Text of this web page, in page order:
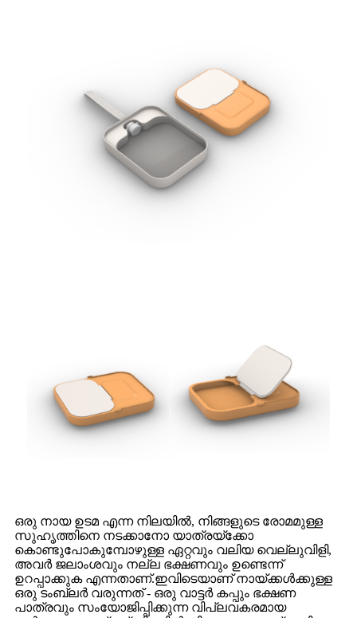
ഒരു നായ ഉടമ എന്ന നിലയിൽ, നിങ്ങളുടെ രോമമുള്ള
സുഹൃത്തിനെ നടക്കാനോ യാത്രയ്‌ക്കോ
കൊണ്ടുപോകുമ്പോഴുള്ള ഏറ്റവും വലിയ വെല്ലുവിളി,
അവർ ജലാംശവും നല്ല ഭക്ഷണവും ഉണ്ടെന്ന്
ഉറപ്പാക്കുക എന്നതാണ്.ഇവിടെയാണ് നായ്ക്കൾക്കുള്ള
ഒരു ടംബ്ലർ വരുന്നത് - ഒരു വാട്ടർ കപ്പും ഭക്ഷണ
പാത്രവും സംയോജിപ്പിക്കുന്ന വിപ്ലവകരമായ